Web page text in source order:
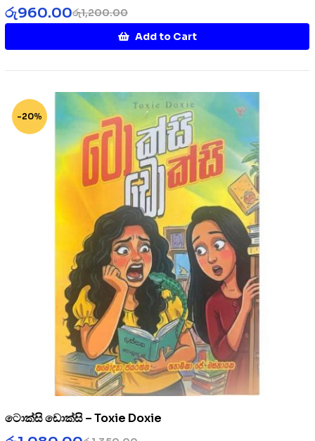
රු1,200.00
රු960.00
Add to Cart
-20%
ටොක්සි ඩොක්සි – Toxie Doxie